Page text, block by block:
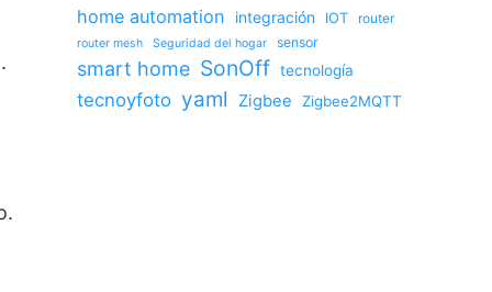
home automation integración IOT router
router mesh Seguridad del hogar sensor
smart home SonOff tecnología
tecnoyfoto yaml Zigbee Zigbee2MQTT